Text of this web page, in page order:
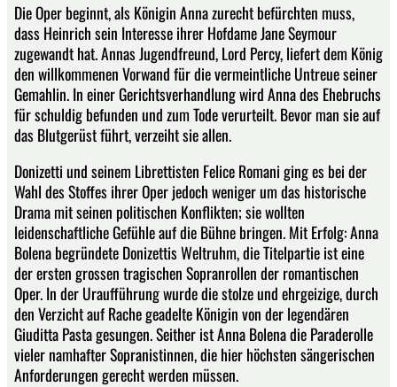
Die Oper beginnt, als Königin Anna zurecht befürchten muss,
dass Heinrich sein Interesse ihrer Hofdame Jane Seymour
zugewandt hat. Annas Jugendfreund, Lord Percy, liefert dem König
den willkommenen Vorwand für die vermeintliche Untreue seiner
Gemahlin. In einer Gerichtsverhandlung wird Anna des Ehebruchs
für schuldig befunden und zum Tode verurteilt. Bevor man sie auf
das Blutgerüst führt, verzeiht sie allen.
Donizetti und seinem Librettisten Felice Romani ging es bei der
Wahl des Stoffes ihrer Oper jedoch weniger um das historische
Drama mit seinen politischen Konflikten; sie wollten
leidenschaftliche Gefühle auf die Bühne bringen. Mit Erfolg: Anna
Bolena begründete Donizettis Weltruhm, die Titelpartie ist eine
der ersten grossen tragischen Sopranrollen der romantischen
Oper. In der Uraufführung wurde die stolze und ehrgeizige, durch
den Verzicht auf Rache geadelte Königin von der legendären
Giuditta Pasta gesungen. Seither ist Anna Bolena die Paraderolle
vieler namhafter Sopranistinnen, die hier höchsten sängerischen
Anforderungen gerecht werden müssen.